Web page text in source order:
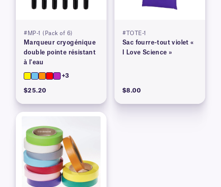
#MP-1 (Pack of 6)
Marqueur cryogénique
double pointe résistant
à l'eau
+3
$25.20
#TOTE-1
Sac fourre-tout violet «
I Love Science »
$8.00